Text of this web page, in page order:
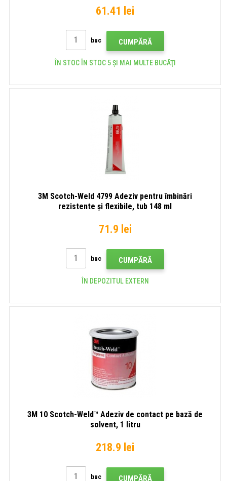
61.41 lei
buc CUMPĂRĂ
ÎN STOC ÎN STOC 5 ȘI MAI MULTE BUCĂŢI
3M Scotch-Weld 4799 Adeziv pentru îmbinări
rezistente și flexibile, tub 148 ml
71.9 lei
buc CUMPĂRĂ
ÎN DEPOZITUL EXTERN
3M 10 Scotch-Weld™ Adeziv de contact pe bază de
solvent, 1 litru
218.9 lei
buc CUMPĂRĂ